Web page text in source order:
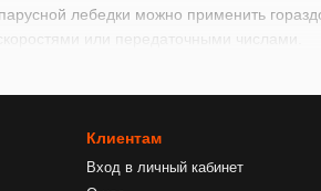
лебедки можно применить
или передаточными числами.
Клиентам
Вход в личный кабинет